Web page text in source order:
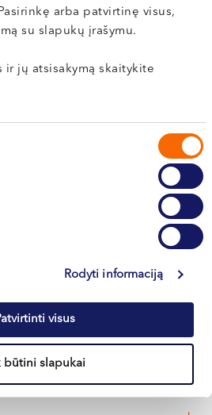
arba patvirtinę visus,
su slapukų įrašymu.
ir jų atsisakymą skaitykite
Rodyti informaciją
visus
būtini slapukai
gydytojai
g. 9
Apie gydytoją